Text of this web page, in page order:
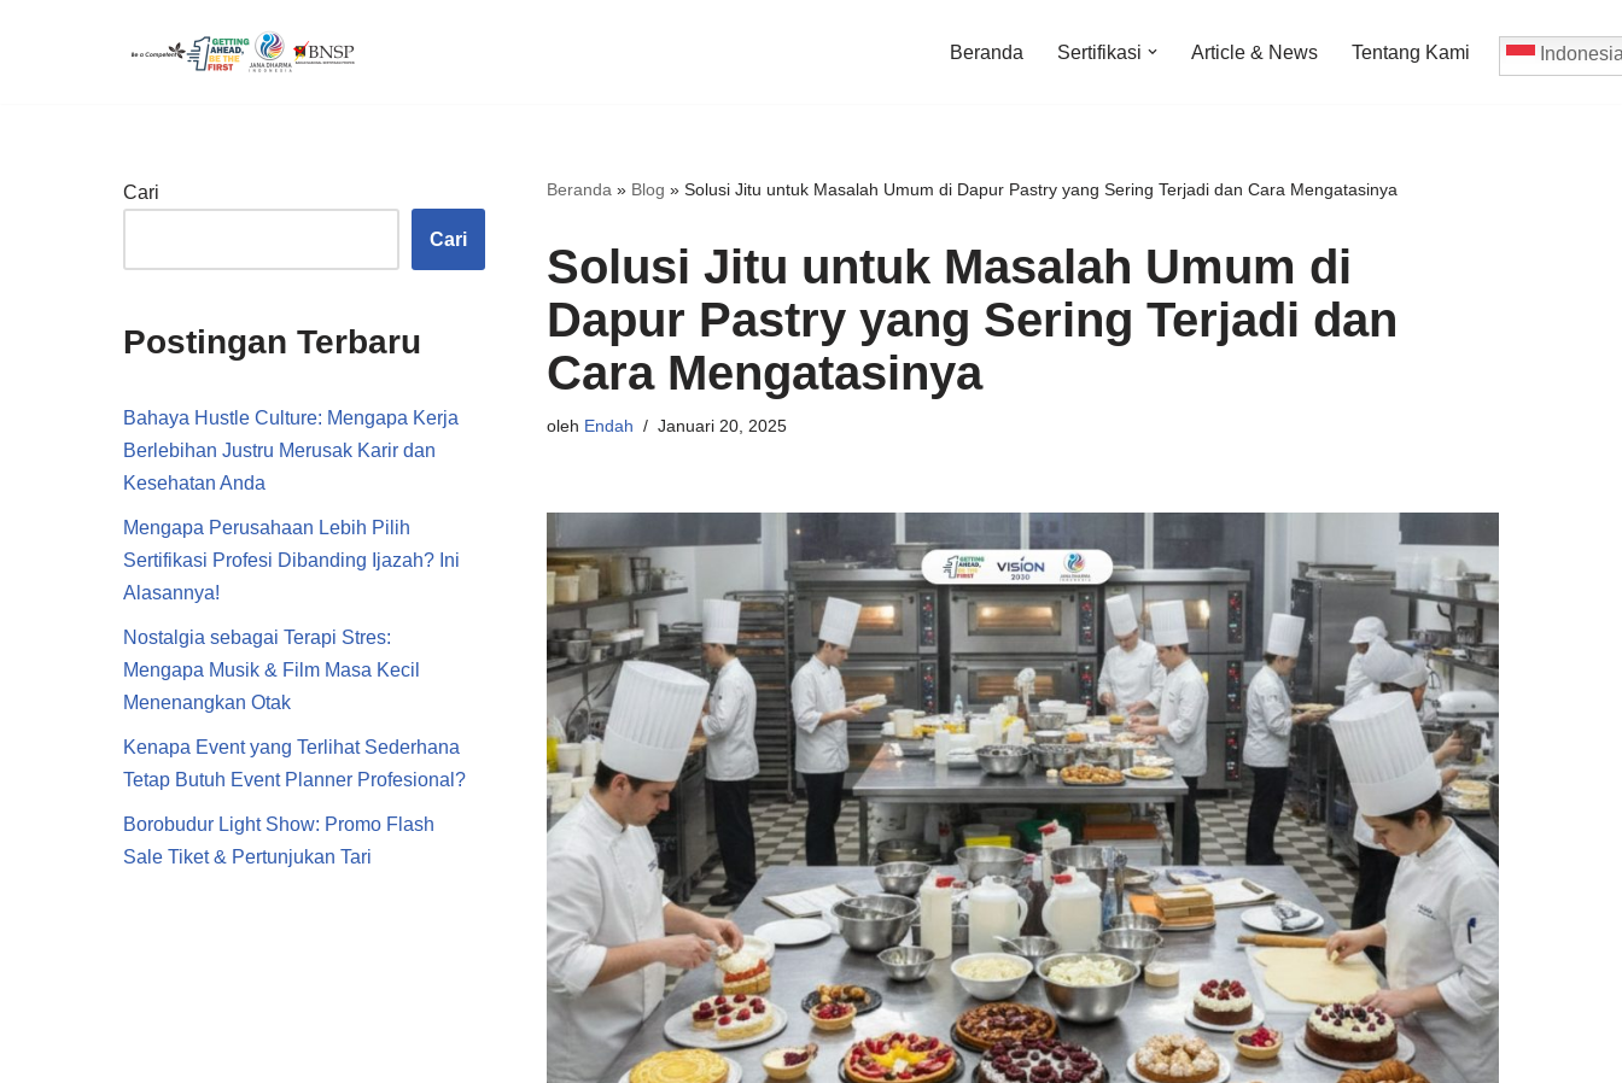
Beranda Sertifikasi Article & News Tentang Kami
Cari
Cari
Postingan Terbaru
Bahaya Hustle Culture: Mengapa Kerja
Berlebihan Justru Merusak Karir dan
Kesehatan Anda
Mengapa Perusahaan Lebih Pilih
Sertifikasi Profesi Dibanding Ijazah? Ini
Alasannya!
Nostalgia sebagai Terapi Stres:
Mengapa Musik & Film Masa Kecil
Menenangkan Otak
Kenapa Event yang Terlihat Sederhana
Tetap Butuh Event Planner Profesional?
Borobudur Light Show: Promo Flash
Sale Tiket & Pertunjukan Tari
Beranda » Blog » Solusi Jitu untuk Masalah Umum di Dapur Pastry yang Sering Terjadi dan Cara Mengatasinya
Solusi Jitu untuk Masalah Umum di
Dapur Pastry yang Sering Terjadi dan
Cara Mengatasinya
oleh Endah Januari 20, 2025